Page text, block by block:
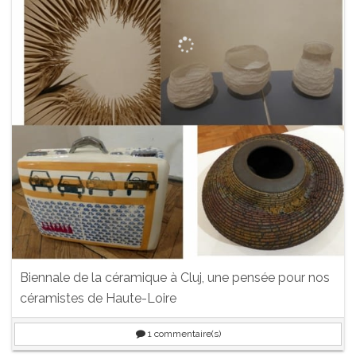
Biennale de la céramique à Cluj, une pensée pour nos
céramistes de Haute-Loire
1commentaire(s)